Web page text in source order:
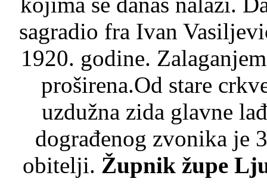
sagradio fra Ivan
1920. godine.
proširena.Od stare
uzdužna zida glavne
dograđenog zvonika je
obitelji. Župnik župe